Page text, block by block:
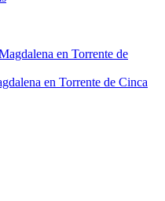
en Torrente de Cinca